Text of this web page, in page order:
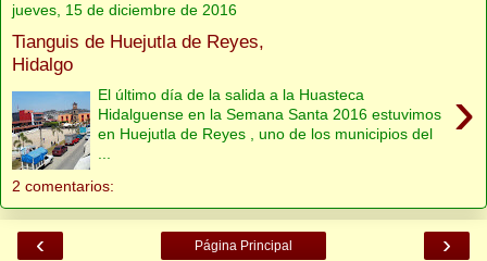
jueves, 15 de diciembre de 2016
Tianguis de Huejutla de Reyes,
Hidalgo
›
El último día de la salida a la Huasteca
Hidalguense en la Semana Santa 2016 estuvimos
en Huejutla de Reyes , uno de los municipios del
...
2 comentarios:
‹ ›
Página Principal